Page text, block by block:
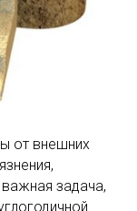
от внешних
задача,